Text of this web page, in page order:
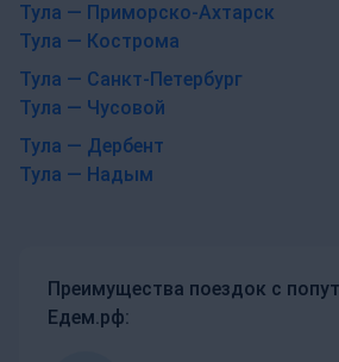
Тула — Приморско-Ахтарск
Тула — Кострома
Тула — Санкт-Петербург
Тула — Чусовой
Тула — Дербент
Тула — Надым
Преимущества поездок с
Едем.рф: